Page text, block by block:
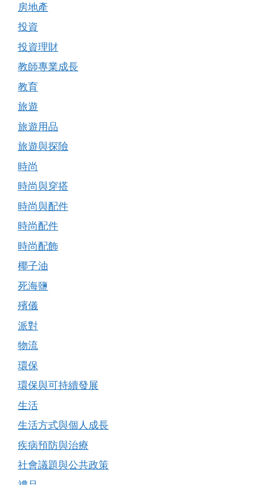
房地產
投資
投資理財
教師專業成長
教育
旅遊
旅遊用品
旅遊與探險
時尚
時尚與穿搭
時尚與配件
時尚配件
時尚配飾
椰子油
死海鹽
殯儀
派對
物流
環保
環保與可持續發展
生活
生活方式與個人成長
疾病預防與治療
社會議題與公共政策